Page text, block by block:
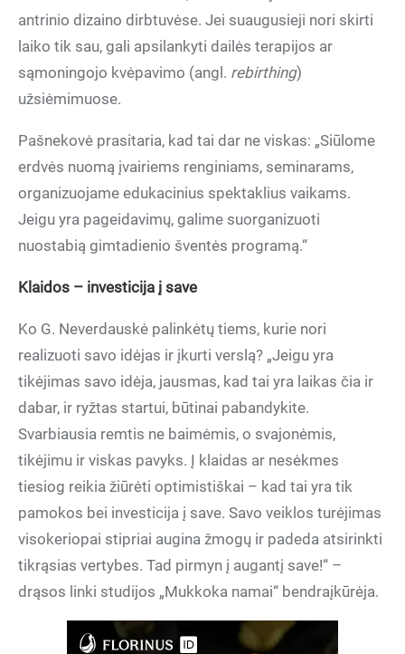
antrinio dizaino dirbtuvėse. Jei suaugusieji nori skirti
laiko tik sau, gali apsilankyti dailės terapijos ar
sąmoningojo kvėpavimo (angl. rebirthing)
užsiėmimuose.
Pašnekovė prasitaria, kad tai dar ne viskas: „Siūlome
erdvės nuomą įvairiems renginiams, seminarams,
organizuojame edukacinius spektaklius vaikams.
Jeigu yra pageidavimų, galime suorganizuoti
nuostabią gimtadienio šventės programą.“
Klaidos – investicija į save
Ko G. Neverdauskė palinkėtų tiems, kurie nori
realizuoti savo idėjas ir įkurti verslą? „Jeigu yra
tikėjimas savo idėja, jausmas, kad tai yra laikas čia ir
dabar, ir ryžtas startui, būtinai pabandykite.
Svarbiausia remtis ne baimėmis, o svajonėmis,
tikėjimu ir viskas pavyks. Į klaidas ar nesėkmes
tiesiog reikia žiūrėti optimistiškai – kad tai yra tik
pamokos bei investicija į save. Savo veiklos turėjimas
visokeriopai stipriai augina žmogų ir padeda atsirinkti
tikrąsias vertybes. Tad pirmyn į augantį save!“ –
drąsos linki studijos „Mukkoka namai“ bendraįkūrėja.